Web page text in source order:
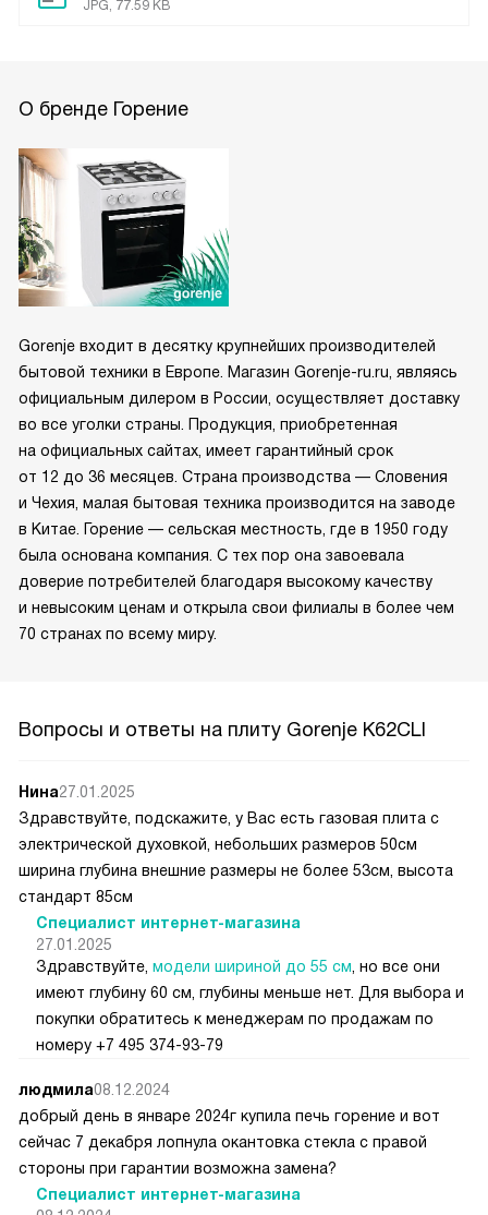
JPG, 77.59 KB
О бренде Горение
Gorenje входит в десятку крупнейших производителей
бытовой техники в Европе. Магазин Gorenje-ru.ru, являясь
официальным дилером в России, осуществляет доставку
во все уголки страны. Продукция, приобретенная
на официальных сайтах, имеет гарантийный срок
от 12 до 36 месяцев. Страна производства — Словения
и Чехия, малая бытовая техника производится на заводе
в Китае. Горение — сельская местность, где в 1950 году
была основана компания. С тех пор она завоевала
доверие потребителей благодаря высокому качеству
и невысоким ценам и открыла свои филиалы в более чем
70 странах по всему миру.
Вопросы и ответы на плиту Gorenje K62CLI
Нина27.01.2025
Здравствуйте, подскажите, у Вас есть газовая плита с
электрической духовкой, небольших размеров 50см
ширина глубина внешние размеры не более 53см, высота
стандарт 85см
Специалист интернет-магазина
27.01.2025
Здравствуйте, модели шириной до 55 см , но все они
имеют глубину 60 см, глубины меньше нет. Для выбора и
покупки обратитесь к менеджерам по продажам по
номеру +7 495 374-93-79
людмила08.12.2024
добрый день в январе 2024г купила печь горение и вот
сейчас 7 декабря лопнула окантовка стекла с правой
стороны при гарантии возможна замена?
Специалист интернет-магазина